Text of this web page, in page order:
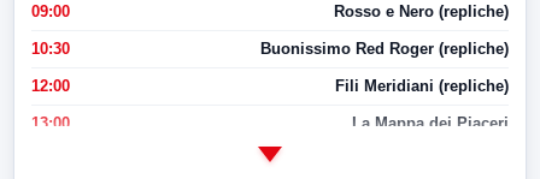
09:00 Rosso e Nero (repliche)
10:30 Buonissimo Red Roger (repliche)
12:00 Fili Meridiani (repliche)
13:00 La Mappa dei Piaceri